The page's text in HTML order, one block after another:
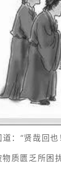
：“贤哉回也
质匮乏所困